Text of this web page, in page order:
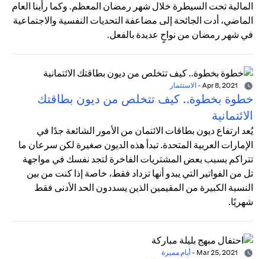
المالية تحت السيطرة خلال شهر رمضان المعظم. وكما رأينا العام
الماضي، أدت الجائحة إلى مضاعفة التحديات النفسية والاجتماعية
في شهر رمضان من نواحٍ عديدة بالفعل.
- الاستثمار
خطوة بخطوة.. كيف تتخلص من ديون بطاقتك
الائتمانية
يُعد ارتفاع ديون بطاقات الائتمان من الأمور الشائعة جدًا في
الإمارات العربية المتحدة. تبدأ هذه الديون صغيرة لكن سرعان ما
تتراكم بسبب بعض المشتريات الفاخرة لتجد نفسك في مواجهة
تل من الفواتير التي يبدو أنها تزداد فقط، خاصة إذا كنت من بين
النسبة الكبيرة من المقيمين الذين يسددون الحد الأدنى فقط
شهريًا.
- أيام مميزة